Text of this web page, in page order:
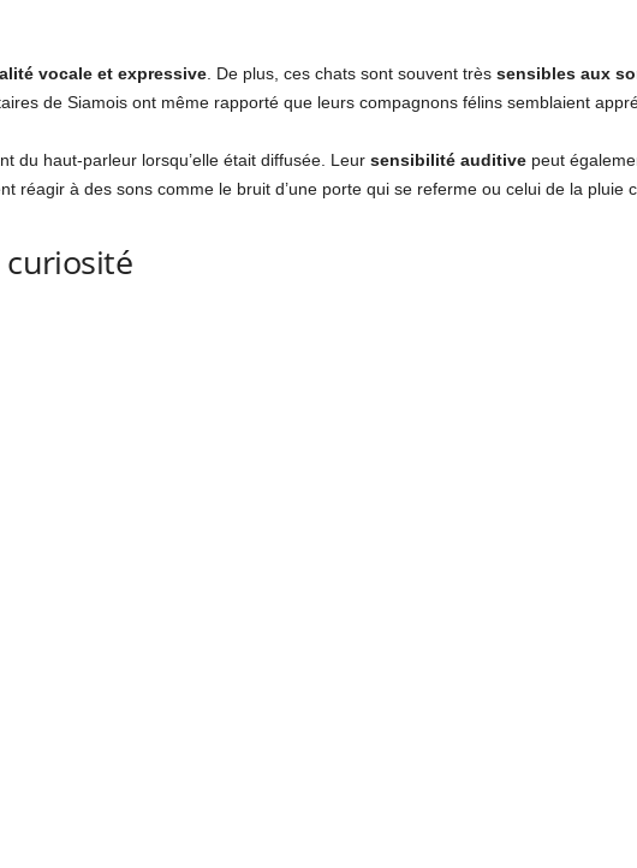
vocale et expressive. De plus, ces chats sont souvent très sensibles aux
de Siamois ont même rapporté que leurs compagnons félins semblaient
du haut-parleur lorsqu’elle était diffusée. Leur sensibilité auditivepeut
réagir à des sons comme le bruit d’une porte qui se referme ou celui de la pluie
curiosité